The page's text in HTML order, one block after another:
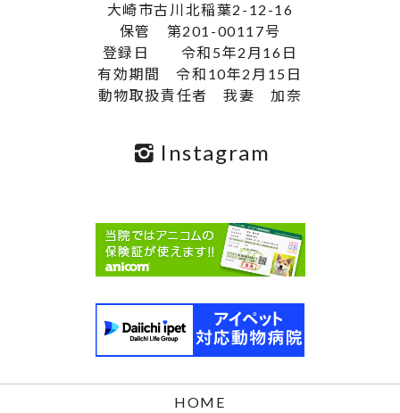
大崎市古川北稲葉2-12-16
保管 第201-00117号
登録日 令和5年2月16日
有効期間 令和10年2月15日
動物取扱責任者 我妻 加奈
Instagram
HOME